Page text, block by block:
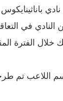
باناثينايكوس
في
خلال الفترة
اللاعب تم